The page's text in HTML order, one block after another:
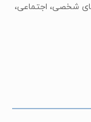
شخصی، اجتماعی،